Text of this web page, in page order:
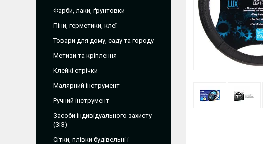
Фарби, лаки, ґрунтовки
Піни, герметики, клеї
Товари для дому, саду та городу
Метизи та кріплення
Клейкі стрічки
Малярний інструмент
Ручний інструмент
Засоби індивідуального захисту
(ЗІЗ)
Сітки, плівки будівельні і